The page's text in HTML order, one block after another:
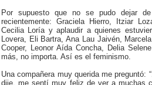
Por supuesto que no se pudo dejar
recientemente: Graciela Hierro, Itziar
Cecilia Loría y aplaudir a quienes
Lovera, Eli Bartra, Ana Lau Jaivén,
Cooper, Leonor Aída Concha, Delia
más, no importa. Así es el feminismo.
Una compañera muy querida me preguntó:
dije, me sentí muy feliz de ver a muchas